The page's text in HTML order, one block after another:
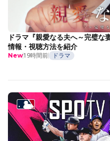
ドラマ『親愛なる夫へ～完璧
情報・視聴方法を紹介
New19時間前 ドラマ